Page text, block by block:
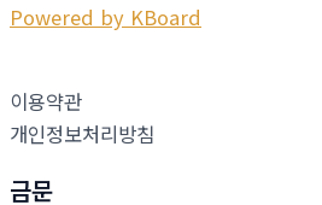
Powered by KBoard
이용약관
개인정보처리방침
금문